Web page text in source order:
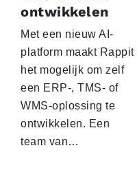
ontwikkelen
Met een nieuw AI-
platform maakt Rappit
het mogelijk om zelf
een ERP-, TMS- of
WMS-oplossing te
ontwikkelen. Een
team van…